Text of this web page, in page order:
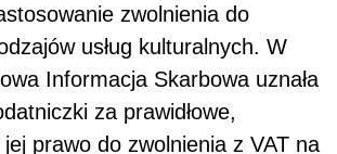
zwolnienia do
usług kulturalnych. W
Informacja Skarbowa uznała
za prawidłowe,
prawo do zwolnienia z VAT na